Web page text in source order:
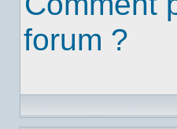
forum ?